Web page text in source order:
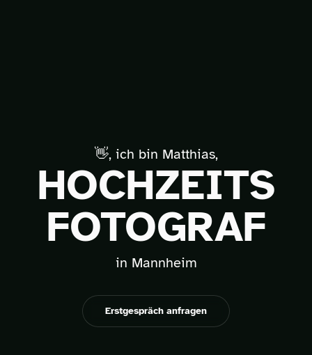
👋, ich bin Matthias,
HOCHZEITS
FOTOGRAF
in Mannheim
Erstgespräch anfragen